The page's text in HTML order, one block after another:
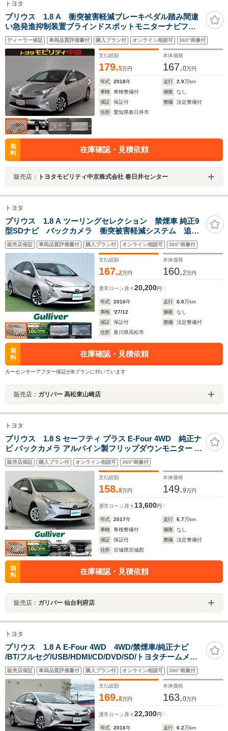
トヨタ
プリウス 1.8 A 衝突被害軽減ブレーキペダル踏み間違
い急発進抑制装置ブラインドスポットモニターナビフル
セグTVバックカメラETC
ディーラー保証 車両品質評価書付 購入プラン付 オンライン相談可 360°画像付
支払総額
179.5万円
本体価格
167.0万円
年式 2018年 走行 2.9万km
車検
車検整備付 修復
なし
保証
保証付 整備
法定整備付
住所
愛知県春日井市
無
料
在庫確認・見積依頼
販売店： トヨタモビリティ中京株式会社 春日井センター
トヨタ
プリウス 1.8 A ツーリングセレクション 禁煙車 純正9
型SDナビ バックカメラ 衝突被害軽減システム 追従
式クルーズコントロール HUD BSM 運転支援 横滑
り防止装置 合皮シート シートヒーター 純正17イン
チアルミホイール ドラレコ
販売店保証 車両品質評価書付 購入プラン付 オンライン相談可 360°画像付
支払総額
167.2万円
本体価格
160.2万円
通常ローン 月々20,200円
年式 2016年 走行 6.0万km
車検
'27/12 修復
なし
保証
保証付 整備
法定整備付
住所
香川県高松市
無
料
在庫確認・見積依頼
カーセンサーアフター保証がBプランに付いています
販売店： ガリバー 高松東山崎店
トヨタ
プリウス 1.8 S セーフティ プラス E-Four 4WD 純正ナ
ビ バックカメラ アルパイン製フリップダウンモニター 寒
冷地仕様車 衝突軽減 アダプティブクルーズコントロール
アドバンスパーク ETC オートマチックハイビーム スマー
トキー プッシュスタート 禁煙車
販売店保証 購入プラン付 オンライン相談可 360°画像付
支払総額
158.8万円
本体価格
149.9万円
通常ローン 月々 13,600円
年式 2017年 走行 6.7万km
車検
車検整備付 修復
なし
保証
保証付 整備
法定整備付
住所
宮城県宮城郡
無
料
在庫確認・見積依頼
販売店： ガリバー 仙台利府店
トヨタ
プリウス 1.8 A E-Four 4WD 4WD/禁煙車/純正ナビ
/BT/フルセグ/USB/HDMI/CD/DVD/SD/トヨタチームメイ
ト/LDA/PCS/クリアランスソナ
ー/BSM/ACC/HUD/AC100V/革巻きステアリング/ステア
リングスイッチ/ETC
販売店保証 車両品質評価書付 購入プラン付 オンライン相談可 360°画像付
支払総額
169.8万円
本体価格
163.0万円
通常ローン 月々22,300円
年式 2016年 走行 6.2万km